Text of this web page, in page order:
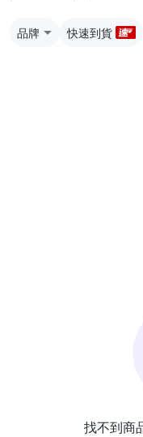
品牌 快速到貨
找不到商